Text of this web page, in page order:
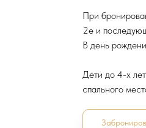
При
2е и
В день
Дети до 4-х
спального